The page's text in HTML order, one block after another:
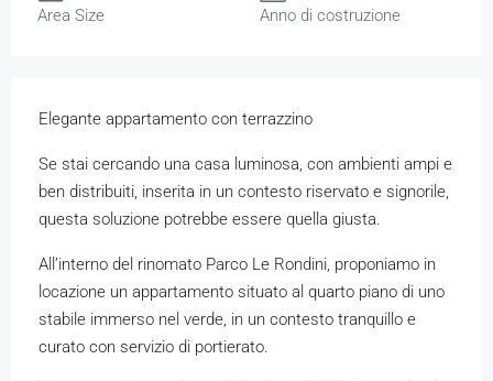
Area Size
Anno di costruzione
Elegante appartamento con terrazzino
Se stai cercando una casa luminosa, con ambienti ampi e
ben distribuiti, inserita in un contesto riservato e signorile,
questa soluzione potrebbe essere quella giusta.
All’interno del rinomato Parco Le Rondini, proponiamo in
locazione un appartamento situato al quarto piano di uno
stabile immerso nel verde, in un contesto tranquillo e
curato con servizio di portierato.